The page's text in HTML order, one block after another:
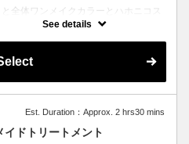
と全体ワンメイクカラーとハホニコス
ルトリートメントのオススメメニュー
ンや髪の状態によってお薬を塗り分
シャンプー、ブロー込み。ロング料
See details
Est. Duration：Approx. 2 hrs30 mins
ドトリートメント